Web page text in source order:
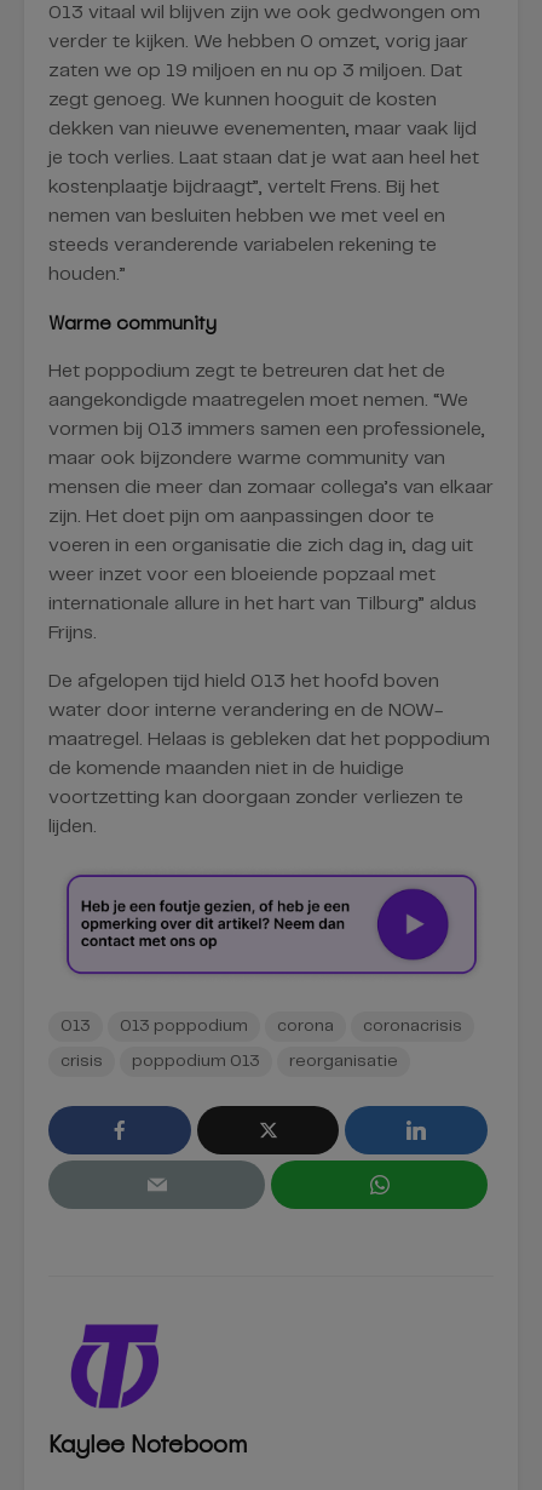
013 vitaal wil blijven zijn we ook gedwongen om
verder te kijken. We hebben 0 omzet, vorig jaar
zaten we op 19 miljoen en nu op 3 miljoen. Dat
zegt genoeg. We kunnen hooguit de kosten
dekken van nieuwe evenementen, maar vaak lijd
je toch verlies. Laat staan dat je wat aan heel het
kostenplaatje bijdraagt”, vertelt Frens. Bij het
nemen van besluiten hebben we met veel en
steeds veranderende variabelen rekening te
houden.”
Warme community
Het poppodium zegt te betreuren dat het de
aangekondigde maatregelen moet nemen. “We
vormen bij 013 immers samen een professionele,
maar ook bijzondere warme community van
mensen die meer dan zomaar collega’s van elkaar
zijn. Het doet pijn om aanpassingen door te
voeren in een organisatie die zich dag in, dag uit
weer inzet voor een bloeiende popzaal met
internationale allure in het hart van Tilburg” aldus
Frijns.
De afgelopen tijd hield 013 het hoofd boven
water door interne verandering en de NOW-
maatregel. Helaas is gebleken dat het poppodium
de komende maanden niet in de huidige
voortzetting kan doorgaan zonder verliezen te
lijden.
013 013 poppodium corona coronacrisis
crisis poppodium 013 reorganisatie
Kaylee Noteboom